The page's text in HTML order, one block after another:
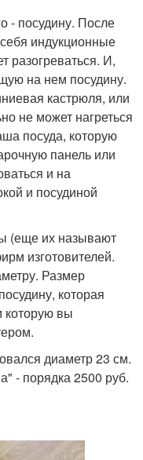
- посудину. После
индукционные
разогреваться. И,
на нем посудину.
кастрюля, или
не может нагреться
посуда, которую
панель или
и на
и посудиной
(еще их называют
изготовителей.
Размер
которая
которую вы
диаметр 23 см.
- порядка 2500 руб.